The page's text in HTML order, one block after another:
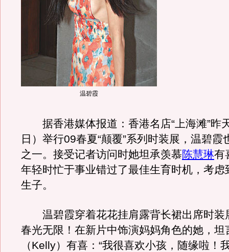
温碧霞
据香港媒体报道：香港名店“上海滩”昨
日）举行09春夏“颠覆”系列时装展，温碧霞
之一。接受记者访问时她坦承羡慕陈慧琳有
年轻时忙于事业错过了最佳生育时机，考虑
生子。
温碧霞穿着花花挂肩露背长裙出席时装
春光无限！在新片中饰演妈妈角色的她，坦
（Kelly）有喜：“我很喜欢小孩，随缘啦！